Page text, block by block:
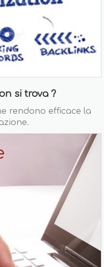
si trova ?
rendono efficace la